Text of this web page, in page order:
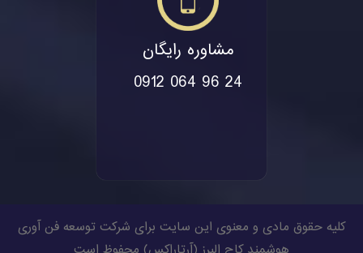
مشاوره رایگان
0912 064 96 24
کلیه حقوق مادی و معنوی این سایت برای شرکت توسعه فن آوری